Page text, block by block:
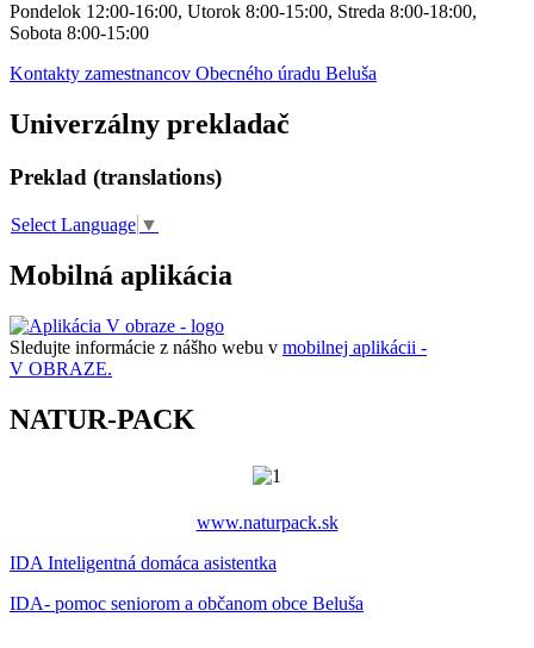
Pondelok 12:00-16:00, Utorok 8:00-15:00, Streda 8:00-18:00,
Sobota 8:00-15:00
Kontakty zamestnancov Obecného úradu Beluša
Univerzálny prekladač
Preklad (translations)
Select Language ▼
Mobilná aplikácia
Sledujte informácie z nášho webu v mobilnej aplikácii -
V OBRAZE.
NATUR-PACK
www.naturpack.sk
IDA Inteligentná domáca asistentka
IDA- pomoc seniorom a občanom obce Beluša